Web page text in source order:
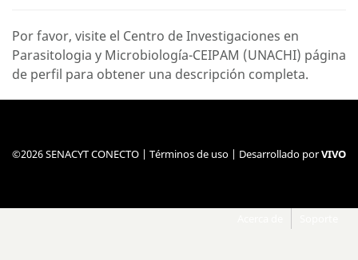
Por favor, visite el Centro de Investigaciones en
Parasitologia y Microbiología-CEIPAM (UNACHI) página
de perfil para obtener una descripción completa.
©2026 SENACYT CONECTO | Términos de uso | Desarrollado porVIVO